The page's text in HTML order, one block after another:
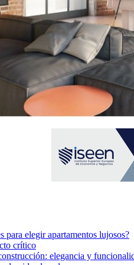
para elegir apartamentos lujosos?
crítico
elegancia y